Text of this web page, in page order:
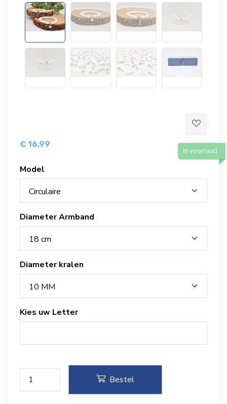
€ 16,99
In voorraad
Model
Circulaire
Diameter Armband
18 cm
Diameter kralen
10 MM
Kies uw Letter
Bestel